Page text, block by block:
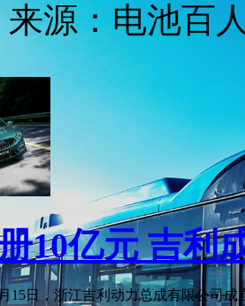
源：电池百
10亿元 吉利
15日，浙江吉利动力总成有限公司成